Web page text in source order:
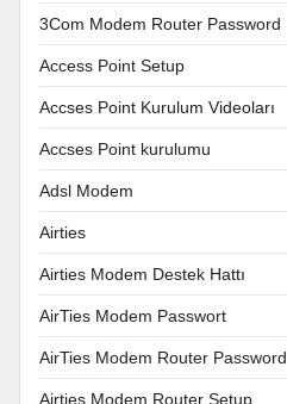
3Com Modem Router Password
Access Point Setup
Accses Point Kurulum Videoları
Accses Point kurulumu
Adsl Modem
Airties
Airties Modem Destek Hattı
AirTies Modem Passwort
AirTies Modem Router Password
Airties Modem Router Setup